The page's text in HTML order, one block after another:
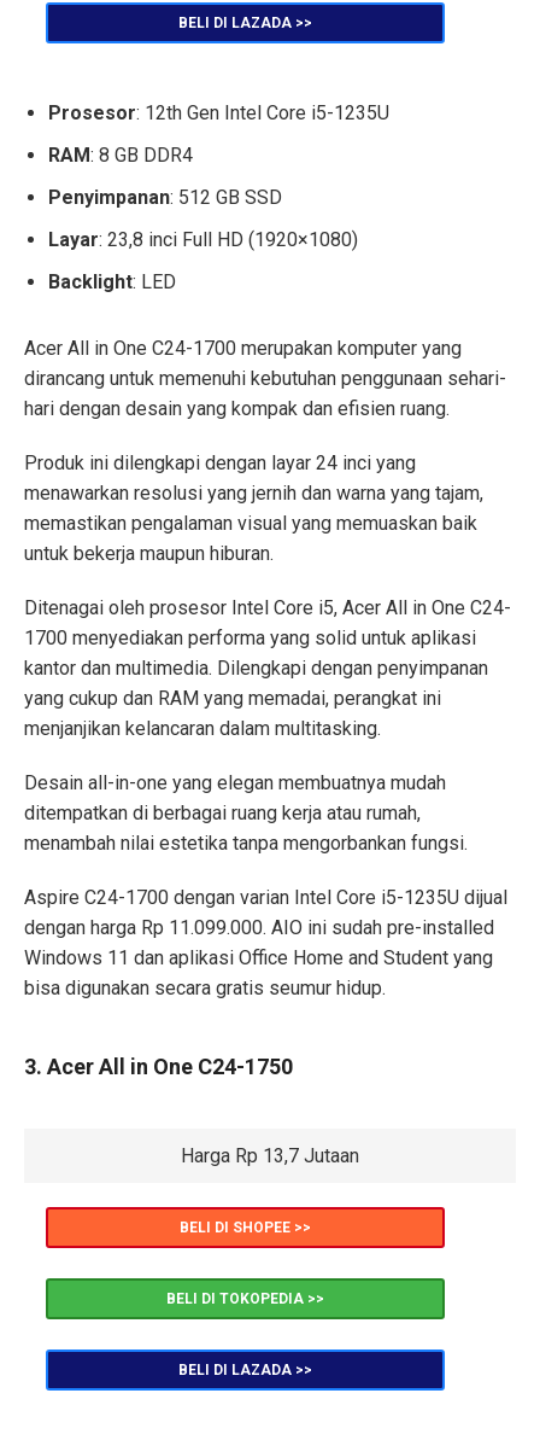
BELI DI LAZADA >>
Prosesor: 12th Gen Intel Core i5-1235U
RAM: 8 GB DDR4
Penyimpanan: 512 GB SSD
Layar: 23,8 inci Full HD (1920×1080)
Backlight: LED
Acer All in One C24-1700 merupakan komputer yang
dirancang untuk memenuhi kebutuhan penggunaan sehari-
hari dengan desain yang kompak dan efisien ruang.
Produk ini dilengkapi dengan layar 24 inci yang
menawarkan resolusi yang jernih dan warna yang tajam,
memastikan pengalaman visual yang memuaskan baik
untuk bekerja maupun hiburan.
Ditenagai oleh prosesor Intel Core i5, Acer All in One C24-
1700 menyediakan performa yang solid untuk aplikasi
kantor dan multimedia. Dilengkapi dengan penyimpanan
yang cukup dan RAM yang memadai, perangkat ini
menjanjikan kelancaran dalam multitasking.
Desain all-in-one yang elegan membuatnya mudah
ditempatkan di berbagai ruang kerja atau rumah,
menambah nilai estetika tanpa mengorbankan fungsi.
Aspire C24-1700 dengan varian Intel Core i5-1235U dijual
dengan harga Rp 11.099.000. AIO ini sudah pre-installed
Windows 11 dan aplikasi Office Home and Student yang
bisa digunakan secara gratis seumur hidup.
3. Acer All in One C24-1750
Harga Rp 13,7 Jutaan
BELI DI SHOPEE >>
BELI DI TOKOPEDIA >>
BELI DI LAZADA >>